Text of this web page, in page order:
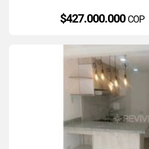
$427.000.000 COP